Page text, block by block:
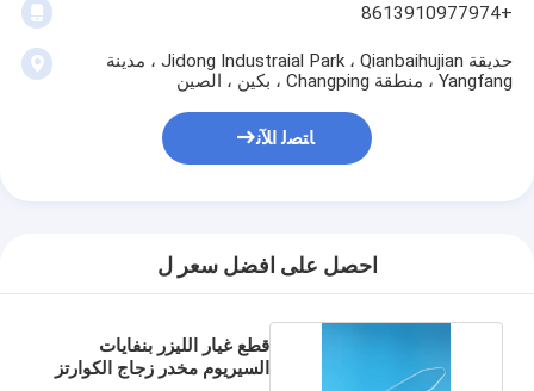
+8613910977974
حديقة Jidong Industraial Park ، Qianbaihujian ، مدينة
Yangfang ، منطقة Changping ، بكين ، الصين
ﺎﺘﺼﻟ ﺍﻶﻧ
احصل على افضل سعر ل
قطع غيار الليزر بنفايات
السيريوم مخدر زجاج الكوارتز